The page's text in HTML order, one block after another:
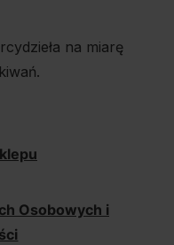
na miarę
Osobowych i